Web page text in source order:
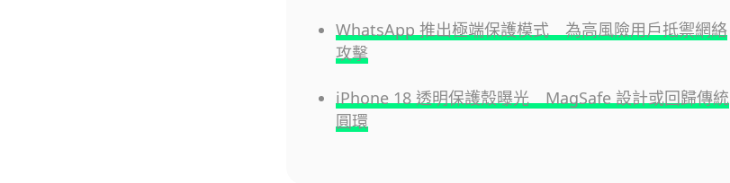
WhatsApp 推出極端保護模式 為高風險用戶抵禦網絡
攻擊
iPhone 18 透明保護殼曝光 MagSafe 設計或回歸傳統
圓環